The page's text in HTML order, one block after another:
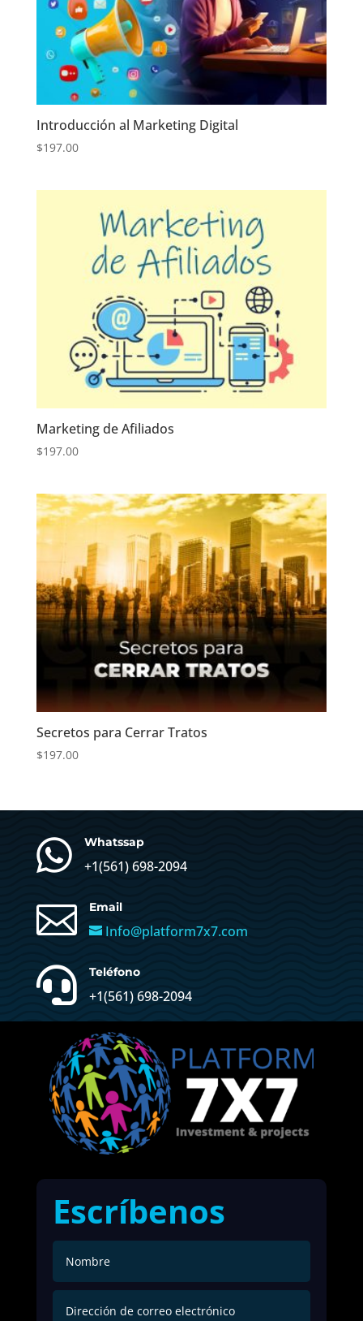
Introducción al Marketing Digital
$197.00
Marketing de Afiliados
$197.00
Secretos para Cerrar Tratos
$197.00
 Whatssap
+1(561) 698-2094
 Email
Info@platform7x7.com
 Teléfono
+1(561) 698-2094
Escríbenos